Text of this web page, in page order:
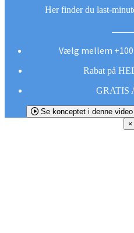
Her finder du last-
Vælg mellem
Rabat på
GRATIS
Se konceptet i denne video
×